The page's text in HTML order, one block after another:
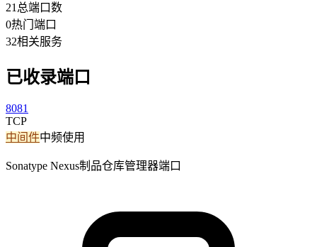
21 总端口数
0热门端口
32相关服务
已收录端口
8081
TCP
中间件中频使用
Sonatype Nexus制品仓库管理器端口